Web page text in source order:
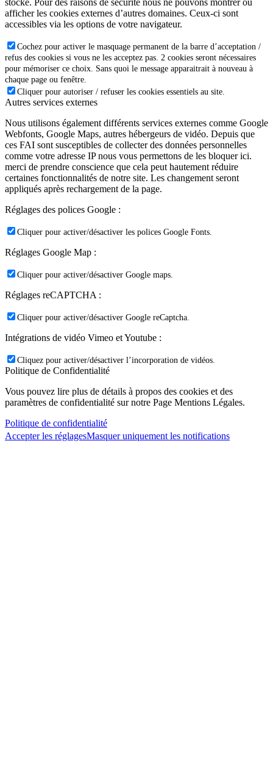
stocké. Pour des raisons de sécurité nous ne pouvons montrer ou
afficher les cookies externes d’autres domaines. Ceux-ci sont
accessibles via les options de votre navigateur.
Cochez pour activer le masquage permanent de la barre d’acceptation /
refus des cookies si vous ne les acceptez pas. 2 cookies seront nécessaires
pour mémoriser ce choix. Sans quoi le message apparaitrait à nouveau à
chaque page ou fenêtre.
Cliquer pour autoriser / refuser les cookies essentiels au site.
Autres services externes
Nous utilisons également différents services externes comme Google
Webfonts, Google Maps, autres hébergeurs de vidéo. Depuis que
ces FAI sont susceptibles de collecter des données personnelles
comme votre adresse IP nous vous permettons de les bloquer ici.
merci de prendre conscience que cela peut hautement réduire
certaines fonctionnalités de notre site. Les changement seront
appliqués après rechargement de la page.
Réglages des polices Google :
Cliquer pour activer/désactiver les polices Google Fonts.
Réglages Google Map :
Cliquer pour activer/désactiver Google maps.
Réglages reCAPTCHA :
Cliquer pour activer/désactiver Google reCaptcha.
Intégrations de vidéo Vimeo et Youtube :
Cliquez pour activer/désactiver l’incorporation de vidéos.
Politique de Confidentialité
Vous pouvez lire plus de détails à propos des cookies et des
paramètres de confidentialité sur notre Page Mentions Légales.
Politique de confidentialité
Accepter les réglagesMasquer uniquement les notifications